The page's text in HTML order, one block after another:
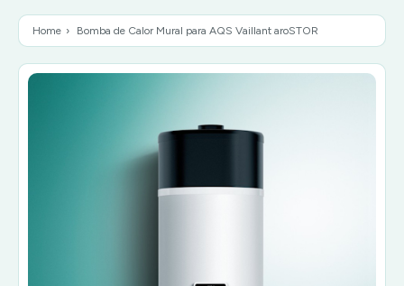
Home › Bomba de Calor Mural para AQS Vaillant aroSTOR